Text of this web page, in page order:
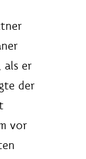
als er
der
vor